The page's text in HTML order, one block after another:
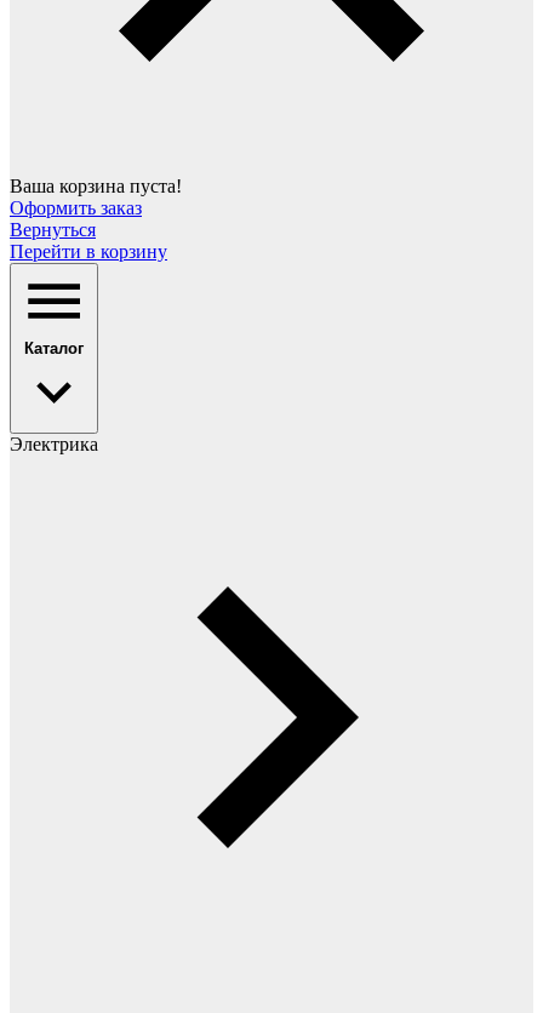
Ваша корзина пуста!
Оформить заказ
Вернуться
Перейти в корзину
Каталог
Электрика